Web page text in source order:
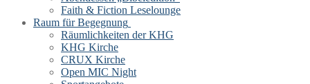
Faith & Fiction Leselounge
Raum für Begegnung
Räumlichkeiten der KHG
KHG Kirche
CRUX Kirche
Open MIC Night